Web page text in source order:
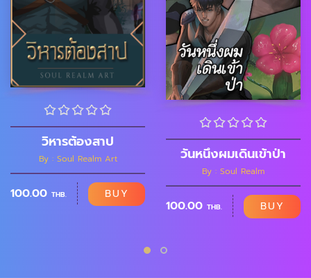
วิหารต้องสาป
By : Soul Realm Art
100.00 THB. BUY
วันหนึ่งผมเดินเข้าป่า
By : Soul Realm
100.00 THB. BUY